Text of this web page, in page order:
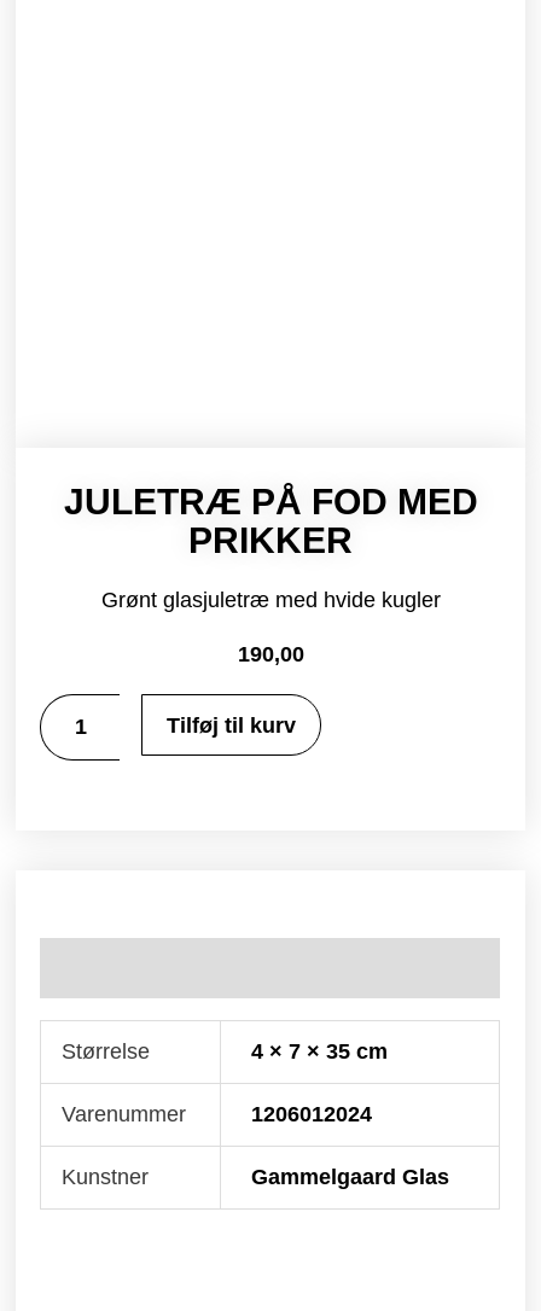
JULETRÆ PÅ FOD MED
PRIKKER
Grønt glasjuletræ med hvide kugler
190,00
Tilføj til kurv
Størrelse 4 × 7 × 35 cm
Varenummer 1206012024
Kunstner Gammelgaard Glas